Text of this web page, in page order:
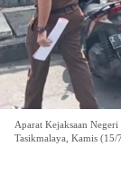
Aparat Kejaksaan
Tasikmalaya, Kamis